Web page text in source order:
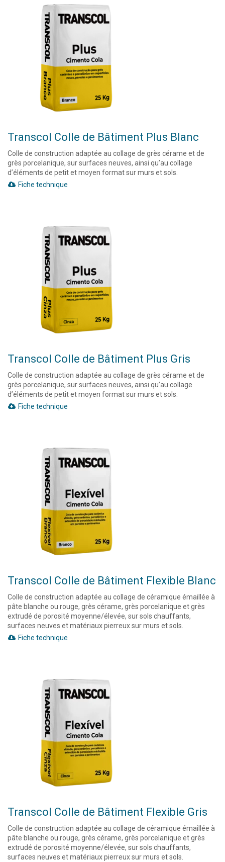
Transcol Colle de Bâtiment Plus Blanc
Colle de construction adaptée au collage de grès cérame et de
grès porcelanique, sur surfaces neuves, ainsi qu’au collage
d’éléments de petit et moyen format sur murs et sols.
Fiche technique
Transcol Colle de Bâtiment Plus Gris
Colle de construction adaptée au collage de grès cérame et de
grès porcelanique, sur surfaces neuves, ainsi qu’au collage
d’éléments de petit et moyen format sur murs et sols.
Fiche technique
Transcol Colle de Bâtiment Flexible Blanc
Colle de construction adaptée au collage de céramique émaillée à
pâte blanche ou rouge, grès cérame, grès porcelanique et grès
extrudé de porosité moyenne/élevée, sur sols chauffants,
surfaces neuves et matériaux pierreux sur murs et sols.
Fiche technique
Transcol Colle de Bâtiment Flexible Gris
Colle de construction adaptée au collage de céramique émaillée à
pâte blanche ou rouge, grès cérame, grès porcelanique et grès
extrudé de porosité moyenne/élevée, sur sols chauffants,
surfaces neuves et matériaux pierreux sur murs et sols.